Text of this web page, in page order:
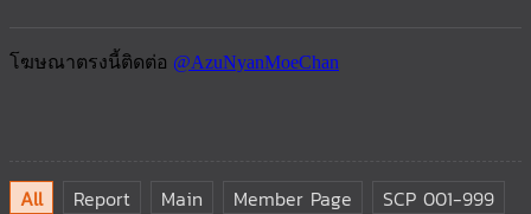
All Report Main Member Page
SCP 001-999